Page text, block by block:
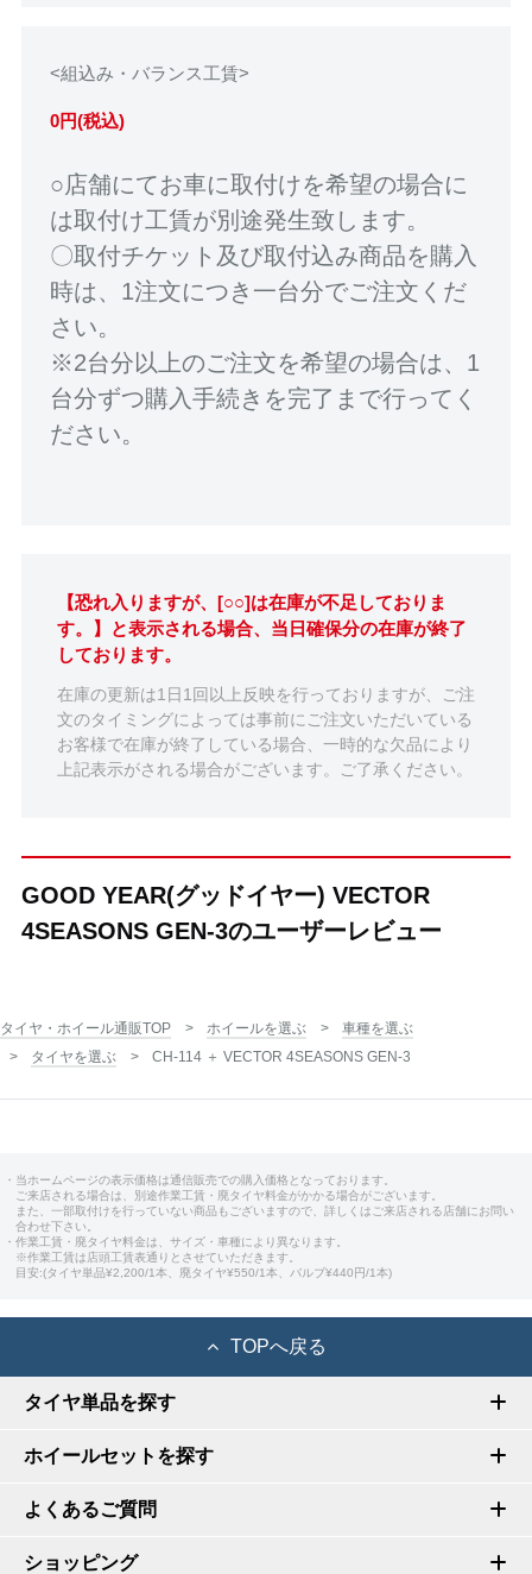
<組込み・バランス工賃>
0円(税込)
○店舗にてお車に取付けを希望の場合に
は取付け工賃が別途発生致します。
〇取付チケット及び取付込み商品を購入
時は、1注文につき一台分でご注文くだ
さい。
※2台分以上のご注文を希望の場合は、1
台分ずつ購入手続きを完了まで行ってく
ださい。
【恐れ入りますが、[○○]は在庫が不足しておりま
す。】と表示される場合、当日確保分の在庫が終了
しております。
在庫の更新は1日1回以上反映を行っておりますが、ご注
文のタイミングによっては事前にご注文いただいている
お客様で在庫が終了している場合、一時的な欠品により
上記表示がされる場合がございます。ご了承ください。
GOOD YEAR(グッドイヤー) VECTOR
4SEASONS GEN-3のユーザーレビュー
タイヤ・ホイール通販TOP ホイールを選ぶ
車種を選ぶ
タイヤを選ぶ
CH-114 ＋ VECTOR 4SEASONS GEN-3
・当ホームページの表示価格は通信販売での購入価格となっております。
ご来店される場合は、別途作業工賃・廃タイヤ料金がかかる場合がございます。
また、一部取付けを行っていない商品もございますので、詳しくはご来店される店舗にお問い
合わせ下さい。
・作業工賃・廃タイヤ料金は、サイズ・車種により異なります。
※作業工賃は店頭工賃表通りとさせていただきます。
目安:(タイヤ単品¥2,200/1本、廃タイヤ¥550/1本、バルブ¥440円/1本)
TOPへ戻る
タイヤ単品を探す
ホイールセットを探す
よくあるご質問
ショッピング